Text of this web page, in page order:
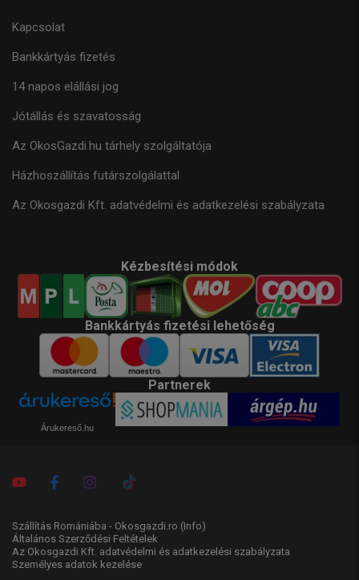
Kapcsolat
Bankkártyás fizetés
14 napos elállási jog
Jótállás és szavatosság
Az OkosGazdi.hu tárhely szolgáltatója
Házhoszállítás futárszolgálattal
Az Okosgazdi Kft. adatvédelmi és adatkezelési szabályzata
Kézbesítési módok
Bankkártyás fizetési lehetőség
Partnerek
Árukereső.hu
Szállítás Romániába - Okosgazdi.ro (Info)
Általános Szerződési Feltételek
Az Okosgazdi Kft. adatvédelmi és adatkezelési szabályzata
Személyes adatok kezelése